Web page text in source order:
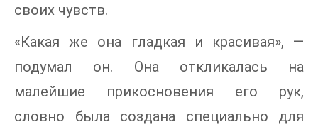
своих чувств.
«Какая же она гладкая и красивая», —
подумал он. Она откликалась на
малейшие прикосновения его рук,
словно была создана специально для